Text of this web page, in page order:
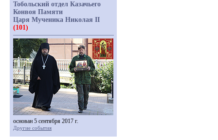
Тобольский отдел Казачьего
Конвоя Памяти
Царя Мученика Николая II
(101)
основан 5 сентября 2017 г.
Другие события